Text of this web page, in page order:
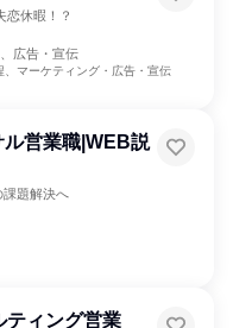
恋休暇！？
広告・宣伝
、マーケティング・広告・宣伝
営業職|WEB説
課題解決へ
ティング営業